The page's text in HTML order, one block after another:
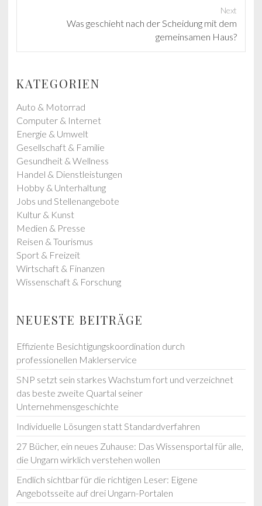
o
s
Next
x
p
o
s
t
:
Was geschieht nach der Scheidung mit dem
gemeinsamen Haus?
KATEGORIEN
Auto & Motorrad
Computer & Internet
Energie & Umwelt
Gesellschaft & Familie
Gesundheit & Wellness
Handel & Dienstleistungen
Hobby & Unterhaltung
Jobs und Stellenangebote
Kultur & Kunst
Medien & Presse
Reisen & Tourismus
Sport & Freizeit
Wirtschaft & Finanzen
Wissenschaft & Forschung
NEUESTE BEITRÄGE
Effiziente Besichtigungskoordination durch
professionellen Maklerservice
SNP setzt sein starkes Wachstum fort und verzeichnet
das beste zweite Quartal seiner
Unternehmensgeschichte
Individuelle Lösungen statt Standardverfahren
27 Bücher, ein neues Zuhause: Das Wissensportal für alle,
die Ungarn wirklich verstehen wollen
Endlich sichtbar für die richtigen Leser: Eigene
Angebotsseite auf drei Ungarn-Portalen